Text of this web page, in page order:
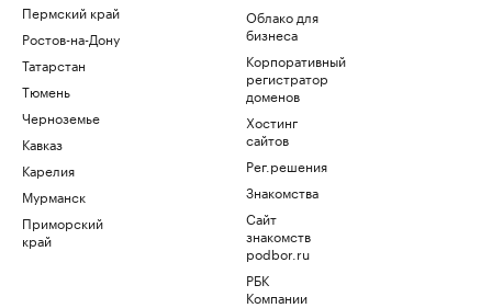
Пермский край
Ростов-на-Дону
Татарстан
Тюмень
Черноземье
Кавказ
Карелия
Мурманск
Приморский
край
Облако для
бизнеса
Корпоративный
регистратор
доменов
Хостинг
сайтов
Рег.решения
Знакомства
Сайт
знакомств
podbor.ru
РБК
Компании